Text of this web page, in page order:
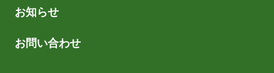
お知らせ
お問い合わせ